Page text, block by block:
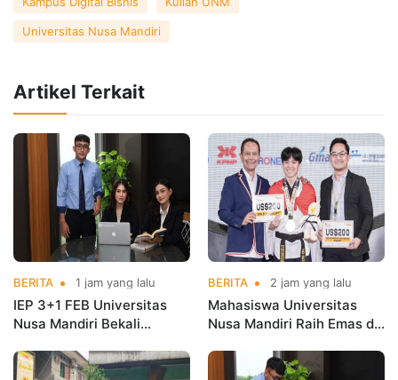
Universitas Nusa Mandiri
Artikel Terkait
BERITA 1 jam yang lalu
IEP 3+1 FEB Universitas
Nusa Mandiri Bekali
Kerja Sebelum Lulus
BERITA 2 jam yang lalu
Mahasiswa Universitas
Nusa Mandiri Raih Emas di
Indonesia Open